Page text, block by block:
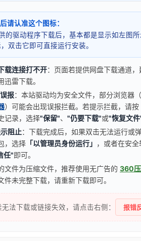
请认准这个图标：
的驱动程序下载后，基本都是显示如左图
双击它即可直接运行安装。
载连接打不开：页面若提供网盘下载通道
雷下载。
报：本站驱动均为安全文件，部分浏览器
）可能会出现误报拦截。若提示拦截，请按
记录，选择"保留"、 "仍要下载"或"恢复文
阻止：下载完成后，如果双击无法运行或
，选择 「以管理员身份运行」 ，或者在安
任"即可。
文件为压缩文件，推荐使用无广告的 360
件未完整下载，请重新下载即可。
法下载或链接失效，请点击右侧： 报错